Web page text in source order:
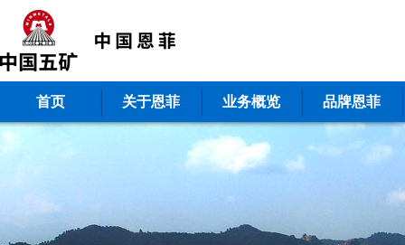
首页 关于恩菲 业务概览 品牌恩菲